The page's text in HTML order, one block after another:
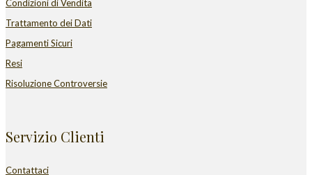
Condizioni di Vendita
Trattamento dei Dati
Pagamenti Sicuri
Resi
Risoluzione Controversie
Servizio Clienti
Contattaci